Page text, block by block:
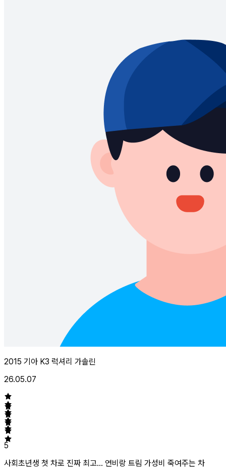
2015 기아 K3 럭셔리 가솔린
26.05.07
5
사회초년생 첫 차로 진짜 최고... 연비랑 트림 가성비 죽여주는 차